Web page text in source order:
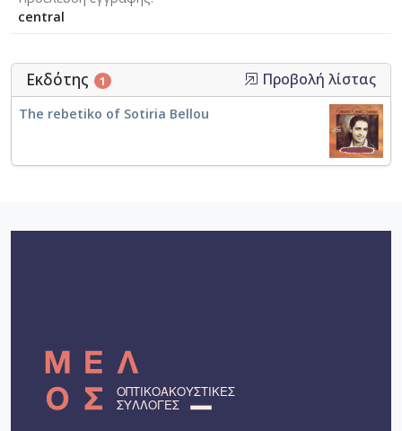
central
Εκδότης 1 Προβολή λίστας
The rebetiko of Sotiria Bellou